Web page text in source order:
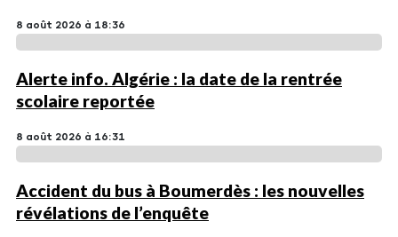
8 août 2026 à 18:36
Alerte info. Algérie : la date de la rentrée
scolaire reportée
8 août 2026 à 16:31
Accident du bus à Boumerdès : les nouvelles
révélations de l’enquête